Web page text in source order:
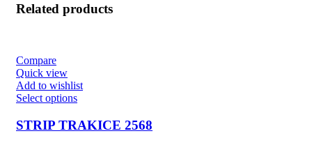
Related products
Compare
Quick view
Add to wishlist
Select options
STRIP TRAKICE 2568